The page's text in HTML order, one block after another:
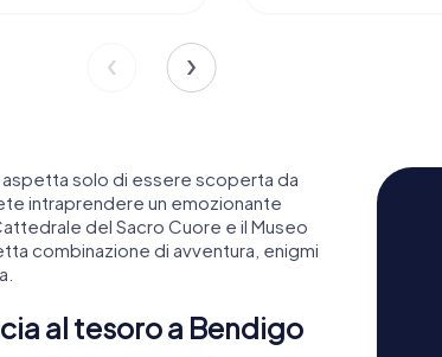
aspetta solo di essere scoperta da
intraprendere un emozionante
del Sacro Cuore e il Museo
combinazione di avventura, enigmi
al tesoro a Bendigo